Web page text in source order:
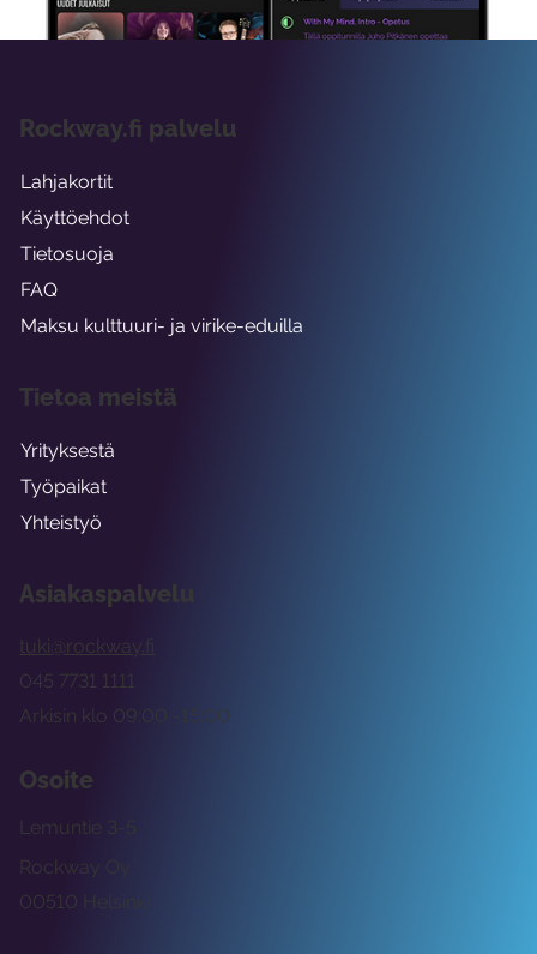
Asiakaspalvelu
tuki@rockway.fi
Arkisin klo 09:00 -15:00
045 7731 1111
Osoite
Rockway Oy
Lemuntie 3-5
00510 Helsinki
Rockway.fi palvelu
Lahjakortit
Käyttöehdot
Tietosuoja
FAQ
Maksu kulttuuri- ja virike-eduilla
Tietoa meistä
Yrityksestä
Työpaikat
Yhteistyö